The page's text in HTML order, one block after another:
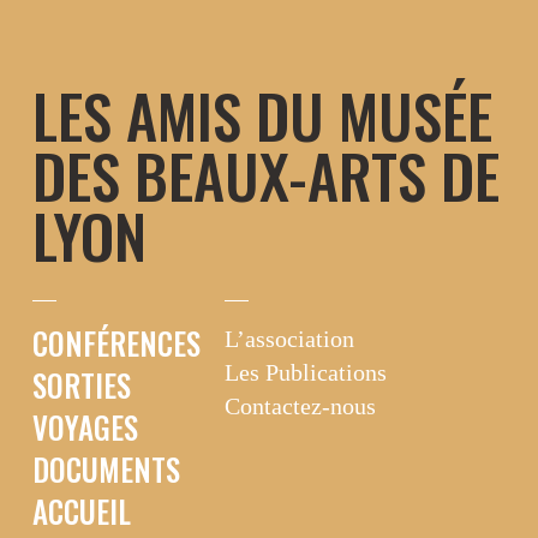
LES AMIS DU MUSÉE
DES BEAUX-ARTS DE
LYON
CONFÉRENCES
SORTIES
VOYAGES
DOCUMENTS
ACCUEIL
L’association
Les Publications
Contactez-nous